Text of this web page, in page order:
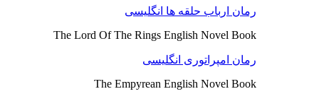
رمان ارباب حلقه ها انگلیسی
The Lord Of The Rings English Novel Book
رمان امپراتوری انگلیسی
The Empyrean English Novel Book